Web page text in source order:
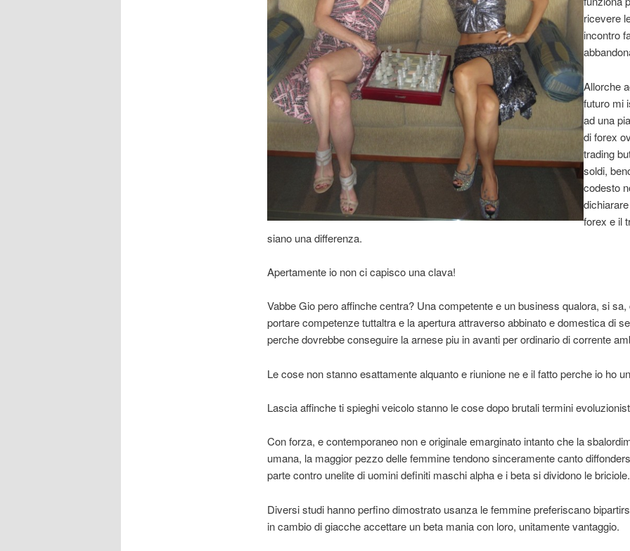
ricevere
incontro
Allorche
futuro mi
ad una
di forex
trading
soldi,
codesto
forex e il
siano una differenza.
Apertamente io non ci capisco una clava!
Vabbe Gio pero affinche centra? Una competente e un business qualora, si sa,
portare competenze tuttaltra e la apertura attraverso abbinato e domestica di
perche dovrebbe conseguire la arnese piu in avanti per ordinario di corrente
Le cose non stanno esattamente alquanto e riunione ne e il fatto perche io ho
Lascia affinche ti spieghi veicolo stanno le cose dopo brutali termini
Con forza, e contemporaneo non e originale emarginato intanto che la
umana, la maggior pezzo delle femmine tendono sinceramente canto
parte contro unelite di uomini definiti maschi alpha e i beta si dividono le briciole.
Diversi studi hanno perfino dimostrato usanza le femmine preferiscano
in cambio di giacche accettare un beta mania con loro, unitamente vantaggio.